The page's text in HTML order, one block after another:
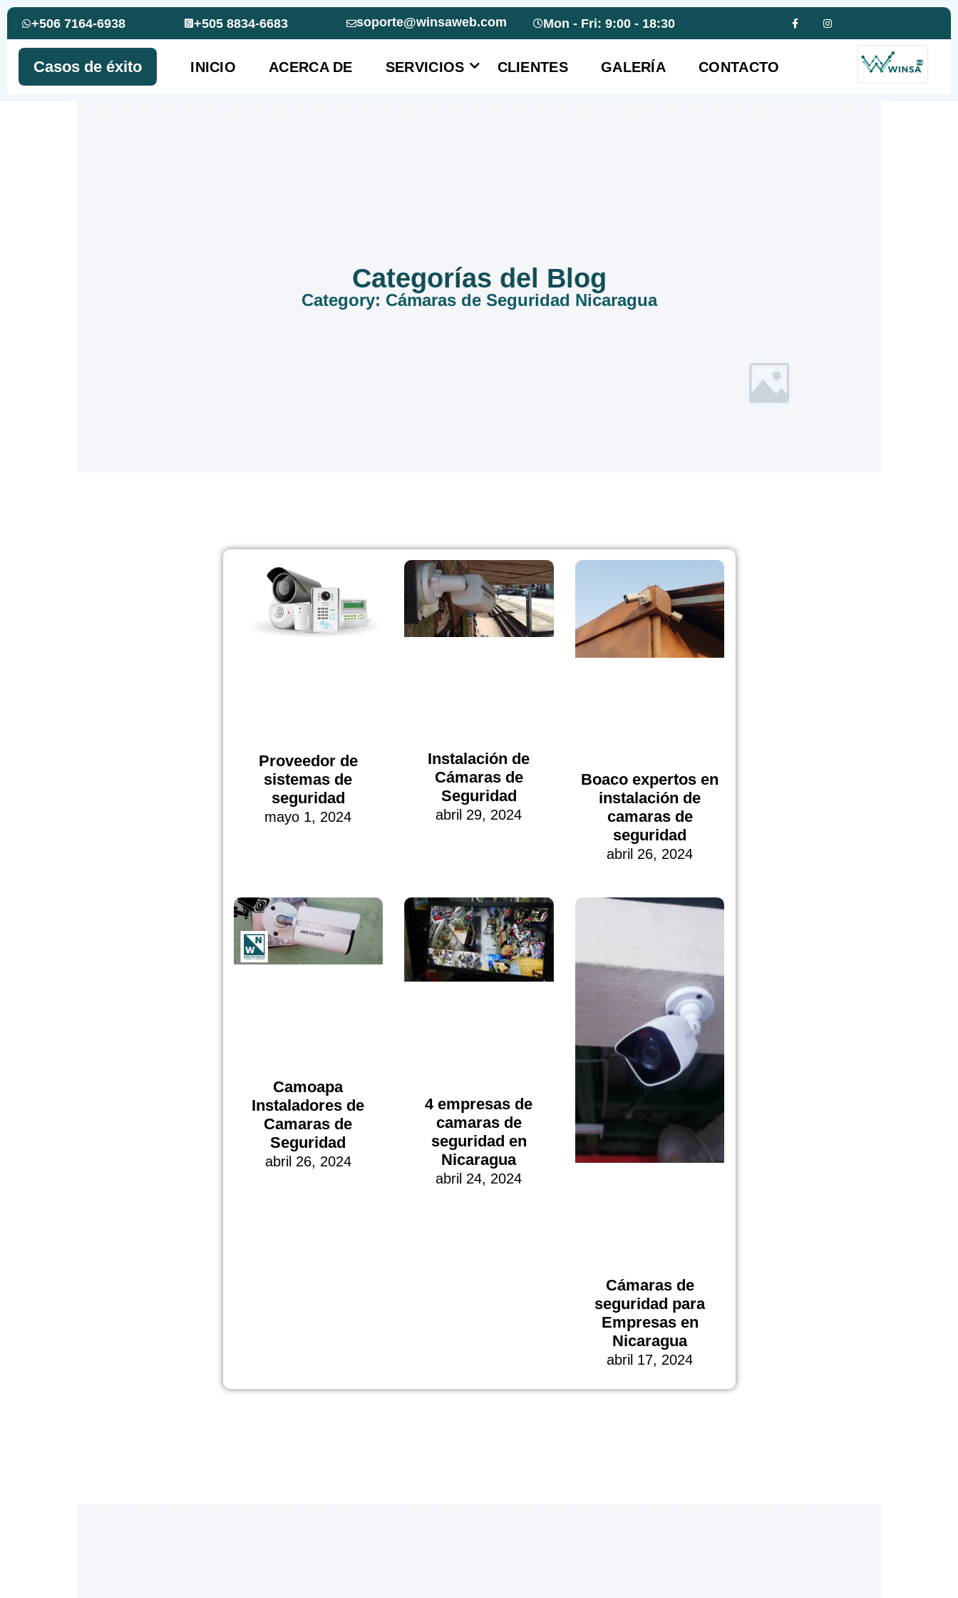
+506 7164-6938 +505 8834-6683 soporte@winsaweb.com Mon - Fri: 9:00 - 18:30
Casos de éxito INICIO ACERCA DE SERVICIOS CLIENTES GALERÍA CONTACTO
Categorías del Blog
Category: Cámaras de Seguridad Nicaragua
Proveedor de
sistemas de
seguridad
mayo 1, 2024
Instalación de
Cámaras de
Seguridad
abril 29, 2024
Boaco expertos en
instalación de
camaras de
seguridad
abril 26, 2024
Camoapa
Instaladores de
Camaras de
Seguridad
abril 26, 2024
4 empresas de
camaras de
seguridad en
Nicaragua
abril 24, 2024
Cámaras de
seguridad para
Empresas en
Nicaragua
abril 17, 2024